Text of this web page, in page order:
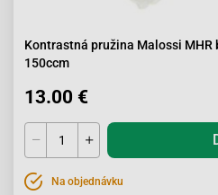
Kontrastná pružina Malossi MHR
150ccm
13.00 €
Na objednávku